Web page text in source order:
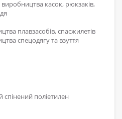
касок, рюкзаків,
плавзасобів, спасжилетів
спецодягу та взуття
поліетилен